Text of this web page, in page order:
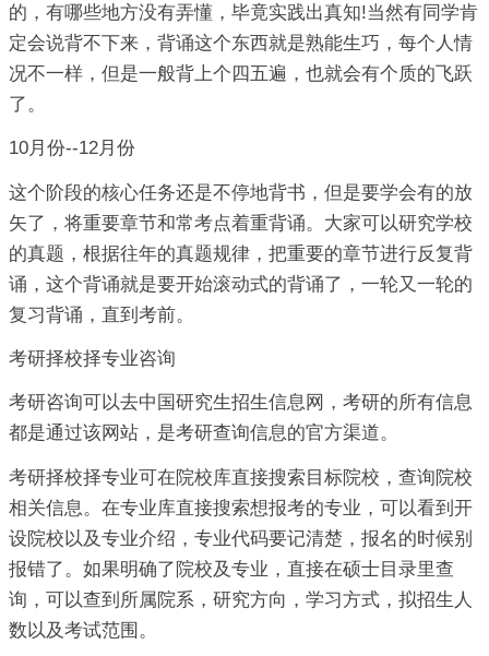
的，有哪些地方没有弄懂，毕竟实践出真知!当然有同学肯
定会说背不下来，背诵这个东西就是熟能生巧，每个人情
况不一样，但是一般背上个四五遍，也就会有个质的飞跃
了。
10月份--12月份
这个阶段的核心任务还是不停地背书，但是要学会有的放
矢了，将重要章节和常考点着重背诵。大家可以研究学校
的真题，根据往年的真题规律，把重要的章节进行反复背
诵，这个背诵就是要开始滚动式的背诵了，一轮又一轮的
复习背诵，直到考前。
考研择校择专业咨询
考研咨询可以去中国研究生招生信息网，考研的所有信息
都是通过该网站，是考研查询信息的官方渠道。
考研择校择专业可在院校库直接搜索目标院校，查询院校
相关信息。在专业库直接搜索想报考的专业，可以看到开
设院校以及专业介绍，专业代码要记清楚，报名的时候别
报错了。如果明确了院校及专业，直接在硕士目录里查
询，可以查到所属院系，研究方向，学习方式，拟招生人
数以及考试范围。